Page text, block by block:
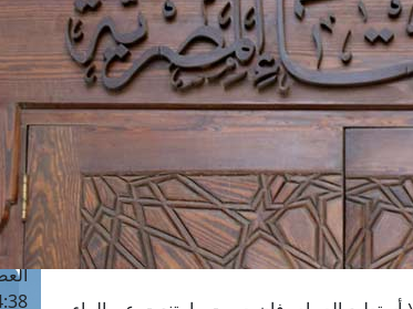
القاهرة
4 :41
6 :17